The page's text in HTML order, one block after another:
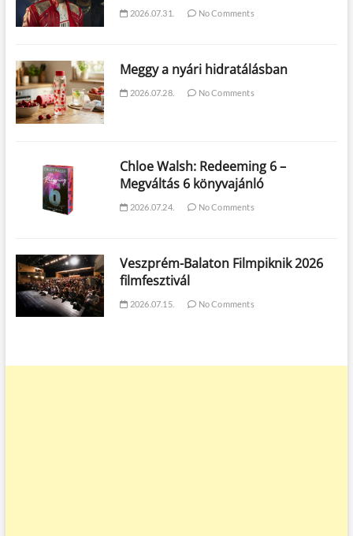
2026.07.31. No Comments
Meggy a nyári hidratálásban
2026.07.28. No Comments
Chloe Walsh: Redeeming 6 –
Megváltás 6 könyvajánló
2026.07.24. No Comments
Veszprém-Balaton Filmpiknik 2026
filmfesztivál
2026.07.15. No Comments